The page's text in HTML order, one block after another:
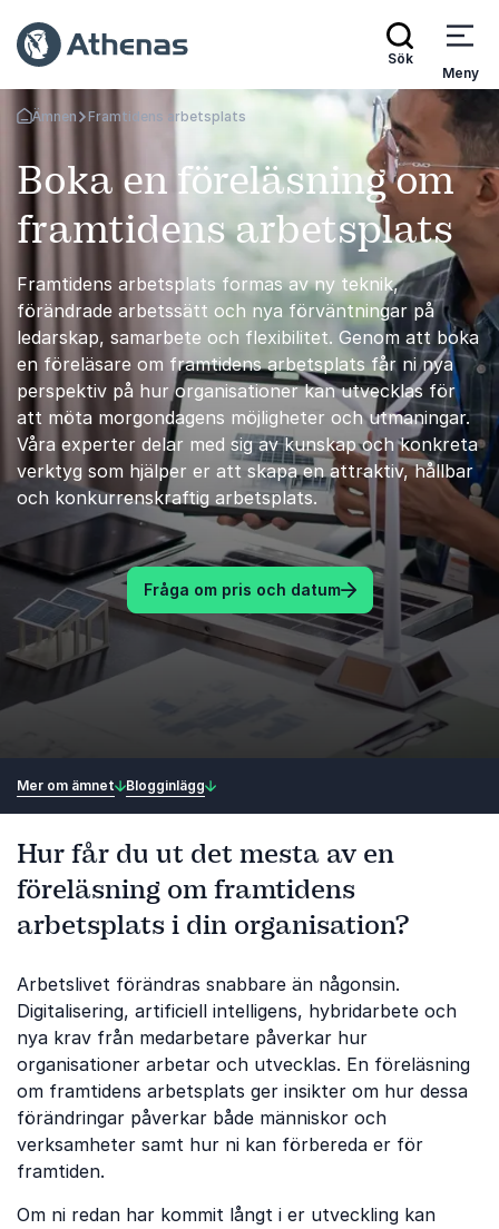
Sök
Meny
Gå tillbaka till startsidan
Ämnen Framtidens arbetsplats
Boka en föreläsning om
framtidens arbetsplats
Framtidens arbetsplats formas av ny teknik,
förändrade arbetssätt och nya förväntningar på
ledarskap, samarbete och flexibilitet. Genom att boka
en föreläsare om framtidens arbetsplats får ni nya
perspektiv på hur organisationer kan utvecklas för
att möta morgondagens möjligheter och utmaningar.
Våra experter delar med sig av kunskap och konkreta
verktyg som hjälper er att skapa en attraktiv, hållbar
och konkurrenskraftig arbetsplats.
Fråga om pris och datum
Mer om ämnet Blogginlägg
Hur får du ut det mesta av en
föreläsning om framtidens
arbetsplats i din organisation?
Arbetslivet förändras snabbare än någonsin.
Digitalisering, artificiell intelligens, hybridarbete och
nya krav från medarbetare påverkar hur
organisationer arbetar och utvecklas. En föreläsning
om framtidens arbetsplats ger insikter om hur dessa
förändringar påverkar både människor och
verksamheter samt hur ni kan förbereda er för
framtiden.
Om ni redan har kommit långt i er utveckling kan